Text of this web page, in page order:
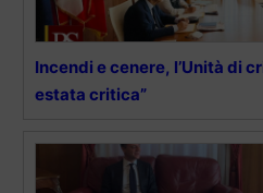
Incendi e cenere, l’Unità di
estata critica”